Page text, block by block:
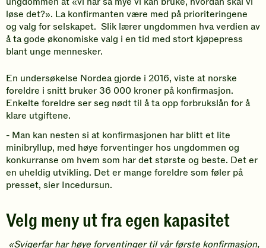
løse det?». La konfirmanten være med på prioriteringene
og valg for selskapet. Slik lærer ungdommen hva verdien av
å ta gode økonomiske valg i en tid med stort kjøpepress
blant unge mennesker.
En undersøkelse Nordea gjorde i 2016, viste at norske
foreldre i snitt bruker 36 000 kroner på konfirmasjon.
Enkelte foreldre ser seg nødt til å ta opp forbrukslån for å
klare utgiftene.
- Man kan nesten si at konfirmasjonen har blitt et lite
minibryllup, med høye forventinger hos ungdommen og
konkurranse om hvem som har det største og beste. Det er
en uheldig utvikling. Det er mange foreldre som føler på
presset, sier Incedursun.
Velg meny ut fra egen kapasitet
«Svigerfar har høye forventinger til vår første konfirmasjon,